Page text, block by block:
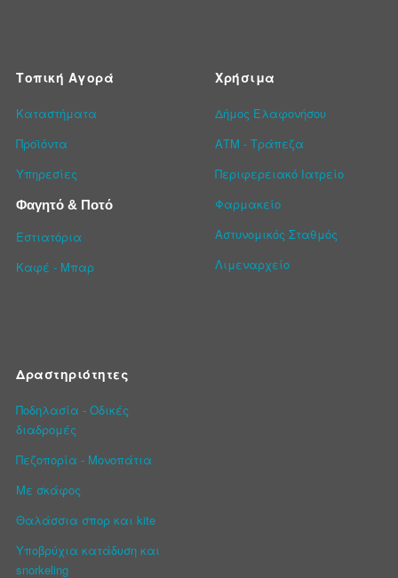
Τοπική Αγορά
Καταστήματα
Προϊόντα
Υπηρεσίες
Φαγητό & Ποτό
Εστιατόρια
Καφέ - Μπαρ
Χρήσιμα
Δήμος Ελαφονήσου
ΑΤΜ - Τράπεζα
Περιφερειακό Ιατρείο
Φαρμακείο
Αστυνομικός Σταθμός
Λιμεναρχείο
Δραστηριότητες
Ποδηλασία - Οδικές
διαδρομές
Πεζοπορία - Μονοπάτια
Με σκάφος
Θαλάσσια σπορ και kite
Υποβρύχια κατάδυση και
snorkeling